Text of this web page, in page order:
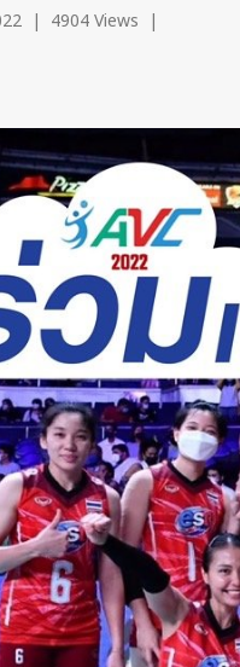
| 4904 Views |